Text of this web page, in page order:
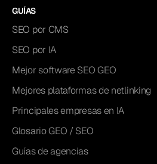
GUÍAS
SEO por CMS
SEO por IA
Mejor software SEO GEO
Mejores plataformas de netlinking
Principales empresas en IA
Glosario GEO / SEO
Guías de agencias